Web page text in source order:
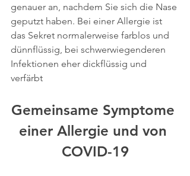
genauer an, nachdem Sie sich die Nase
geputzt haben. Bei einer Allergie ist
das Sekret normalerweise farblos und
dünnflüssig, bei schwerwiegenderen
Infektionen eher dickflüssig und
verfärbt
Gemeinsame Symptome
einer Allergie und von
COVID-19